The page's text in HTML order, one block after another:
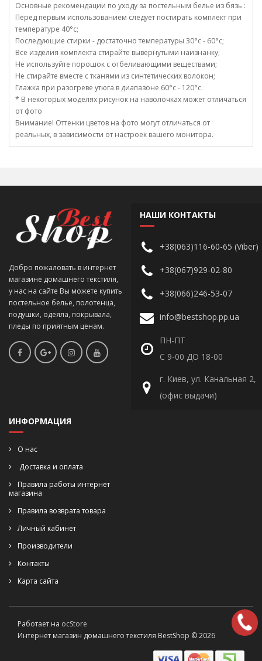
Основные рекомендации по уходу за постельным белье из бязь :
Перед первым использованием следует постирать комплект при
температуре 40°c;
Последующие стирки - достаточно температуры 30°c - 60°c;
Все изделия комплекта стирайте вывернутыми наизнанку;
Не используйте порошок с отбеливающими веществами;
Не стирайте вместе с тканями из синтетических волокон;
Глажка при разогреве утюга в диапазоне 60°c - 120°c.
* В некоторых моделях рисунок на наволочках может отличаться
от фото
Внимание! Оттенки цветов на фото могут отличаться от
реальных, в зависимости от настроек вашего монитора.
Добро пожаловать в интернет
магазине домашнего текстиля,
у нас на сайте Вы можете купить
постельное белье, полотенца,
подушки, одеяла, покрывала,
пледы по приятным ценам.
НАШИ КОНТАКТЫ
+38(063)116-60-65 (Viber)
+38(067)929-02-80
+38(066)246-53-07
info@bestshop.pp.ua
ПН-ПТ
С 9-00 ДО 18-00
г. Киев, ул. Канальная 2,
(офис выдачи)
ИНФОРМАЦИЯ
О нас
Доставка и оплата
Правила работы интернет
магазина
Правила возврата товара
Личный кабинет
Производители
Контакты
Карта сайта
Работает на ocStore
Интернет магазин домашнего текстиля BestShop © 2026